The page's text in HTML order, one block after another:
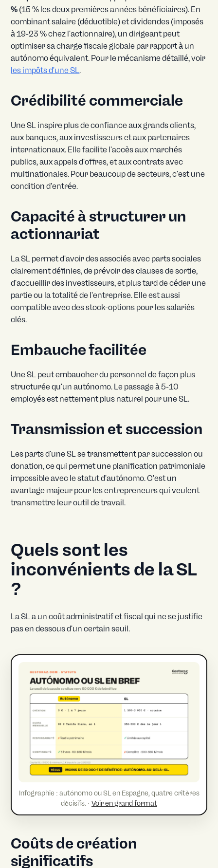
% (15 % les deux premières années bénéficiaires). En
combinant salaire (déductible) et dividendes (imposés
à 19-23 % chez l'actionnaire), un dirigeant peut
optimiser sa charge fiscale globale par rapport à un
autónomo équivalent. Pour le mécanisme détaillé, voir
les impôts d'une SL.
Crédibilité commerciale
Une SL inspire plus de confiance aux grands clients,
aux banques, aux investisseurs et aux partenaires
internationaux. Elle facilite l'accès aux marchés
publics, aux appels d'offres, et aux contrats avec
multinationales. Pour beaucoup de secteurs, c'est une
condition d'entrée.
Capacité à structurer un
actionnariat
La SL permet d'avoir des associés avec parts sociales
clairement définies, de prévoir des clauses de sortie,
d'accueillir des investisseurs, et plus tard de céder une
partie ou la totalité de l'entreprise. Elle est aussi
compatible avec des stock-options pour les salariés
clés.
Embauche facilitée
Une SL peut embaucher du personnel de façon plus
structurée qu'un autónomo. Le passage à 5-10
employés est nettement plus naturel pour une SL.
Transmission et succession
Les parts d'une SL se transmettent par succession ou
donation, ce qui permet une planification patrimoniale
impossible avec le statut d'autónomo. C'est un
avantage majeur pour les entrepreneurs qui veulent
transmettre leur outil de travail.
Quels sont les
inconvénients de la SL
?
La SL a un coût administratif et fiscal qui ne se justifie
pas en dessous d'un certain seuil.
Infographie : autónomo ou SL en Espagne, quatre critères
décisifs. · Voir en grand format
Coûts de création
significatifs